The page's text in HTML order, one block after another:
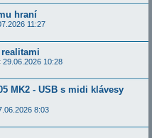
hraní
11:27
29.06.2026 10:28
MK2 - USB s midi klávesy
8:03